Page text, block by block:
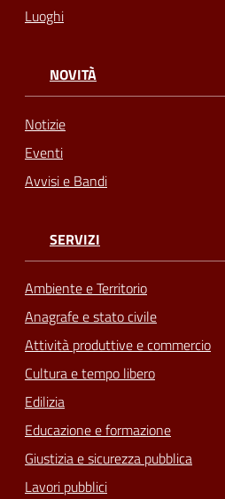
Luoghi
NOVITÀ
Notizie
Eventi
Avvisi e Bandi
SERVIZI
Ambiente e Territorio
Anagrafe e stato civile
Attività produttive e commercio
Cultura e tempo libero
Edilizia
Educazione e formazione
Giustizia e sicurezza pubblica
Lavori pubblici